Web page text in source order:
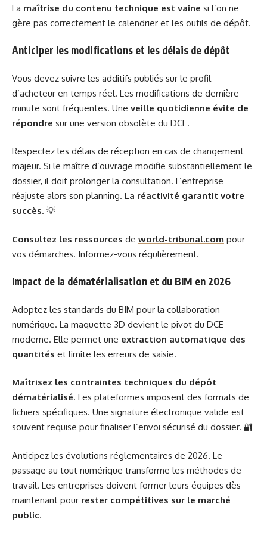
La maîtrise du contenu technique est vaine si l’on ne
gère pas correctement le calendrier et les outils de dépôt.
Anticiper les modifications et les délais de dépôt
Vous devez suivre les additifs publiés sur le profil
d’acheteur en temps réel. Les modifications de dernière
minute sont fréquentes. Une veille quotidienne évite de
répondre sur une version obsolète du DCE.
Respectez les délais de réception en cas de changement
majeur. Si le maître d’ouvrage modifie substantiellement le
dossier, il doit prolonger la consultation. L’entreprise
réajuste alors son planning. La réactivité garantit votre
succès. 💡
Consultez les ressources de world-tribunal.com pour
vos démarches. Informez-vous régulièrement.
Impact de la dématérialisation et du BIM en 2026
Adoptez les standards du BIM pour la collaboration
numérique. La maquette 3D devient le pivot du DCE
moderne. Elle permet une extraction automatique des
quantités et limite les erreurs de saisie.
Maîtrisez les contraintes techniques du dépôt
dématérialisé. Les plateformes imposent des formats de
fichiers spécifiques. Une signature électronique valide est
souvent requise pour finaliser l’envoi sécurisé du dossier. 🔐
Anticipez les évolutions réglementaires de 2026. Le
passage au tout numérique transforme les méthodes de
travail. Les entreprises doivent former leurs équipes dès
maintenant pour rester compétitives sur le marché
public.